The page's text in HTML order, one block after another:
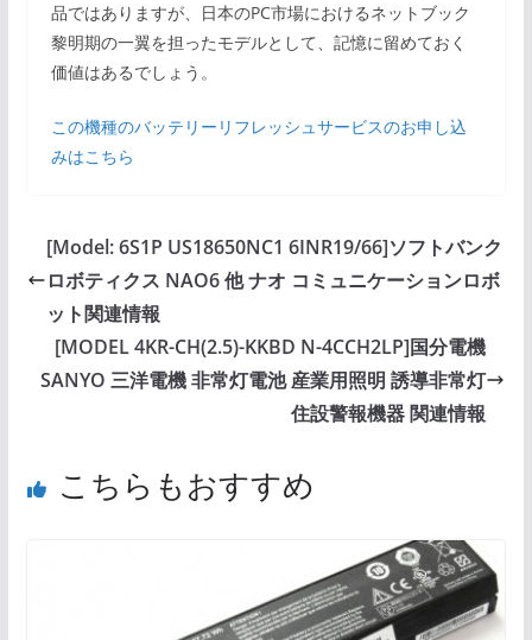
品ではありますが、日本のPC市場におけるネットブック
黎明期の一翼を担ったモデルとして、記憶に留めておく
価値はあるでしょう。
この機種のバッテリーリフレッシュサービスのお申し込
みはこちら
[Model: 6S1P US18650NC1 6INR19/66]ソフトバンク
ロボティクス NAO6 他 ナオ コミュニケーションロボ
ット関連情報
[MODEL 4KR-CH(2.5)-KKBD N-4CCH2LP]国分電機
SANYO 三洋電機 非常灯電池 産業用照明 誘導非常灯
住設警報機器 関連情報
こちらもおすすめ